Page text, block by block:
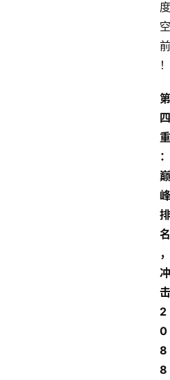
度
空
前
！
第
四
重
：
巅
峰
排
名
，
冲
击
2
0
8
8